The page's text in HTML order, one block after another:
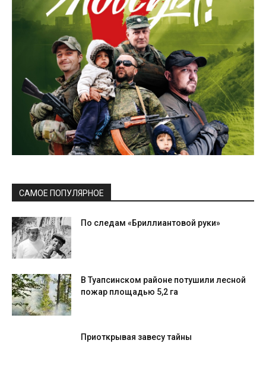
САМОЕ ПОПУЛЯРНОЕ
По следам «Бриллиантовой руки»
В Туапсинском районе потушили лесной
пожар площадью 5,2 га
Приоткрывая завесу тайны